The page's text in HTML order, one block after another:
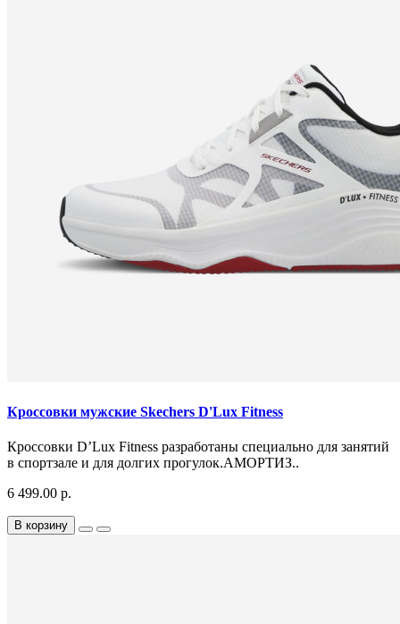
Кроссовки мужские Skechers D'Lux Fitness
Кроссовки D’Lux Fitness разработаны специально для занятий
в спортзале и для долгих прогулок.АМОРТИЗ..
6 499.00 р.
В корзину